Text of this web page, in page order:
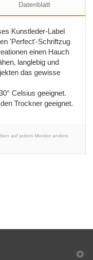
Datenblatt
Kunstleder-Label
'Perfect'-Schriftzug
einen Hauch
langlebig und
das gewisse
Celsius geeignet.
Trockner geeignet.
auf jedem Monitor anders